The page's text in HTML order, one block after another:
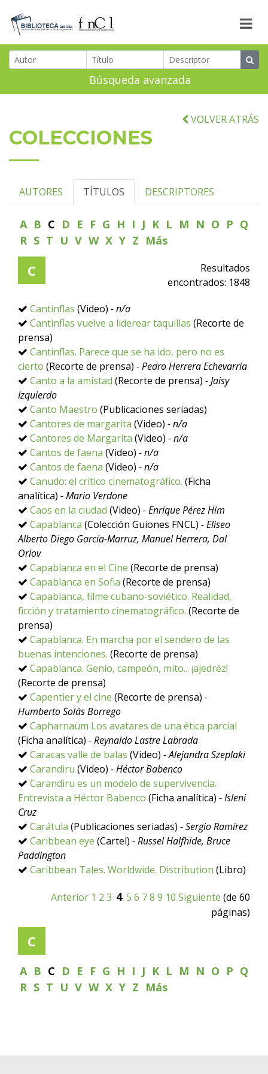
Búsqueda avanzada
VOLVER ATRÁS
COLECCIONES
AUTORES TÍTULOS DESCRIPTORES
A B C D E F G H I J K L M N O P Q
R S T U V W X Y Z Más
C
Resultados
encontrados: 1848
Cantinflas (Video) - n/a
Cantinflas vuelve a liderear taquillas (Recorte de
prensa)
Cantinflas. Parece que se ha ido, pero no es
cierto (Recorte de prensa) - Pedro Herrera Echevarría
Canto a la amistad (Recorte de prensa) - Jaisy
Izquierdo
Canto Maestro (Publicaciones seriadas)
Cantores de margarita (Video) - n/a
Cantores de Margarita (Video) - n/a
Cantos de faena (Video) - n/a
Cantos de faena (Video) - n/a
Canudo: el crítico cinematográfico. (Ficha
analítica) - Mario Verdone
Caos en la ciudad (Video) - Enrique Pérez Him
Capablanca (Colección Guiones FNCL) - Eliseo
Alberto Diego García-Marruz, Manuel Herrera, Dal
Orlov
Capablanca en el Cine (Recorte de prensa)
Capablanca en Sofia (Recorte de prensa)
Capablanca, filme cubano-soviético. Realidad,
ficción y tratamiento cinematográfico. (Recorte de
prensa)
Capablanca. En marcha por el sendero de las
buenas intenciones. (Recorte de prensa)
Capablanca. Genio, campeón, mito... ¡ajedréz!
(Recorte de prensa)
Capentier y el cine (Recorte de prensa) -
Humberto Solás Borrego
Capharnaüm Los avatares de una ética parcial
(Ficha analítica) - Reynaldo Lastre Labrada
Caracas valle de balas (Video) - Alejandra Szeplaki
Carandiru (Video) - Héctor Babenco
Carandiru es un modelo de supervivencia.
Entrevista a Héctor Babenco (Ficha analítica) - Isleni
Cruz
Carátula (Publicaciones seriadas) - Sergio Ramírez
Caribbean eye (Cartel) - Russel Halfhide, Bruce
Paddington
Caribbean Tales. Worldwide. Distribution (Libro)
Anterior 1 2 3 4 5 6 78 9 10 Siguiente (de 60
páginas)
C
A B C D E F G H I J K L M N O P Q
R S T U V W X Y Z Más